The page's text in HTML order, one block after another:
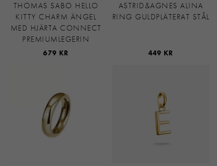
THOMAS SABO HELLO
KITTY CHARM ÄNGEL
MED HJÄRTA CONNECT
PREMIUMLEGERIN
679 KR
ASTRID&AGNES ALINA
RING GULDPLÄTERAT STÅL
449 KR